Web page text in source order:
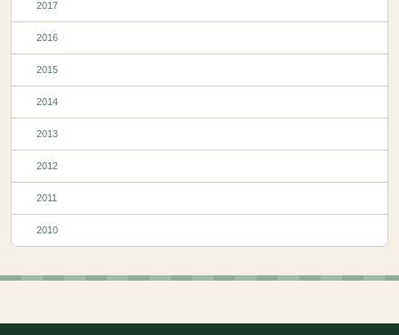
2017
2016
2015
2014
2013
2012
2011
2010